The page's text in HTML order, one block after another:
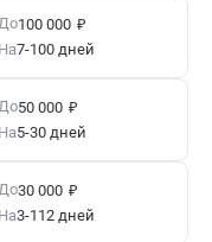
100 000 ₽
На7-100 дней
50 000 ₽
На5-30 дней
30 000 ₽
На3-112 дней